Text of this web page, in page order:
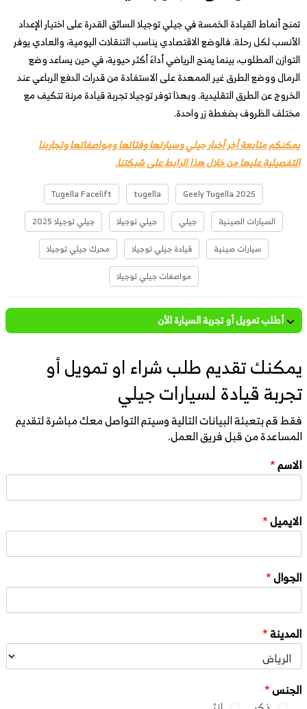
تمنح أنماط القيادة الخمسة في جيلي توجيلا السائق القدرة على اختيار الإعداد
الأنسب لكل رحلة. فالوضع الاقتصادي يناسب التنقلات اليومية، والعادي يوفر
التوازن المطلوب، بينما يمنح الرياضي أداءً أكثر حيوية، في حين يساعد وضع
الرمال ووضع الطرق غير الممهدة على الاستفادة من قدرات الدفع الرباعي عند
الخروج عن الطرق التقليدية. وبهذا توفر توجيلا تجربة قيادة مرنة تتكيف مع
مختلف الظروف بضغطة زر واحدة.
يمكنكم متابعة أخر أخبار جيلي وسيارتها وفئاتها ومواصفاتها وتجاربنا
التفصيلية عليها من خلال هذا الرابط على شبكتنا.
Geely Tugella 2025
tugella
Tugella Facelift
السيارات الصينية
جيلي جيلي توجيلا
جيلي توجيلا 2025
سيارات صينية
قيادة جيلي توجيلا
محرك جيلي توجيلا
مواصفات جيلي توجيلا
أطلب تمويل أو تجربة السيارة الأن
يمكنك تقديم طلب شراء او تمويل أو
تجربة قيادة لسيارات جيلي
فقط قم بتعبئة البيانات التالية وسيتم التواصل معك مباشرة لتقديم
المساعدة من قبل فريق العمل.
الاسم*
الايميل*
الجوال*
المدينة*
الجنس*